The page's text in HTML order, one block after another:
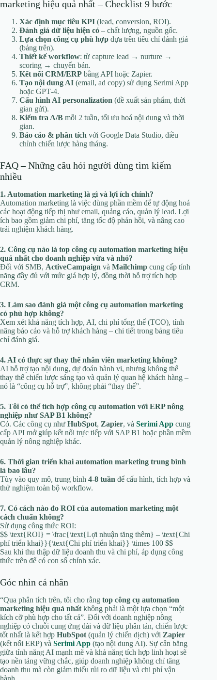
marketing hiệu quả nhất – Checklist 9 bước
Xác định mục tiêu KPI (lead, conversion, ROI).
Đánh giá dữ liệu hiện có – chất lượng, nguồn gốc.
Lựa chọn công cụ phù hợp dựa trên tiêu chí đánh giá
(bảng trên).
Thiết kế workflow: từ capture lead → nurture →
scoring → chuyển bán.
Kết nối CRM/ERP bằng API hoặc Zapier.
Tạo nội dung AI (email, ad copy) sử dụng Serimi App
hoặc GPT‑4.
Cấu hình AI personalization (đề xuất sản phẩm, thời
gian gửi).
Kiểm tra A/B mỗi 2 tuần, tối ưu hoá nội dung và thời
gian.
Báo cáo & phân tích với Google Data Studio, điều
chỉnh chiến lược hàng tháng.
FAQ – Những câu hỏi người dùng tìm kiếm
nhiều
1. Automation marketing là gì và lợi ích chính?
Automation marketing là việc dùng phần mềm để tự động hoá
các hoạt động tiếp thị như email, quảng cáo, quản lý lead. Lợi
ích bao gồm giảm chi phí, tăng tốc độ phản hồi, và nâng cao
trải nghiệm khách hàng.
2. Công cụ nào là top công cụ automation marketing hiệu
quả nhất cho doanh nghiệp vừa và nhỏ?
Đối với SMB, ActiveCampaign và Mailchimp cung cấp tính
năng đầy đủ với mức giá hợp lý, đồng thời hỗ trợ tích hợp
CRM.
3. Làm sao đánh giá một công cụ automation marketing
có phù hợp không?
Xem xét khả năng tích hợp, AI, chi phí tổng thể (TCO), tính
năng báo cáo và hỗ trợ khách hàng – chi tiết trong bảng tiêu
chí đánh giá.
4. AI có thực sự thay thế nhân viên marketing không?
AI hỗ trợ tạo nội dung, dự đoán hành vi, nhưng không thể
thay thế chiến lược sáng tạo và quản lý quan hệ khách hàng –
nó là “công cụ hỗ trợ”, không phải “thay thế”.
5. Tôi có thể tích hợp công cụ automation với ERP nông
nghiệp như SAP B1 không?
Có. Các công cụ như HubSpot, Zapier, và Serimi App cung
cấp API mở giúp kết nối trực tiếp với SAP B1 hoặc phần mềm
quản lý nông nghiệp khác.
6. Thời gian triển khai automation marketing trung bình
là bao lâu?
Tùy vào quy mô, trung bình 4‑8 tuần để cấu hình, tích hợp và
thử nghiệm toàn bộ workflow.
7. Có cách nào đo ROI của automation marketing một
cách chuẩn không?
Sử dụng công thức ROI:
$$ \text{ROI} = \frac{\text{Lợi nhuận tăng thêm} – \text{Chi
phí triển khai}}{\text{Chi phí triển khai}} \times 100 $$
Sau khi thu thập dữ liệu doanh thu và chi phí, áp dụng công
thức trên để có con số chính xác.
Góc nhìn cá nhân
“Qua phân tích trên, tôi cho rằng top công cụ automation
marketing hiệu quả nhất không phải là một lựa chọn “một
kích cỡ phù hợp cho tất cả”. Đối với doanh nghiệp nông
nghiệp có chuỗi cung ứng dài và dữ liệu phân tán, chiến lược
tốt nhất là kết hợp HubSpot (quản lý chiến dịch) với Zapier
(kết nối ERP) và Serimi App (tạo nội dung AI). Sự cân bằng
giữa tính năng AI mạnh mẽ và khả năng tích hợp linh hoạt sẽ
tạo nền tảng vững chắc, giúp doanh nghiệp không chỉ tăng
doanh thu mà còn giảm thiểu rủi ro dữ liệu và chi phí vận